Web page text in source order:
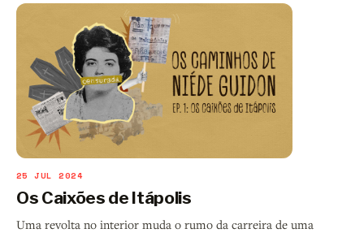
25 JUL 2024
Os Caixões de Itápolis
Uma revolta no interior muda o rumo da carreira de uma